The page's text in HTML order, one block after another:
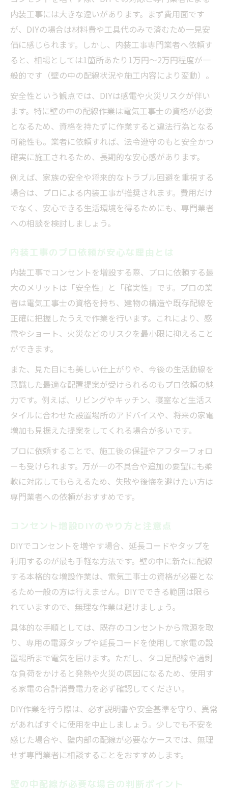
内装工事には大きな違いがあります。まず費用面です
が、DIYの場合は材料費や工具代のみで済むため一見安
価に感じられます。しかし、内装工事専門業者へ依頼す
ると、相場としては1箇所あたり1万円～2万円程度が一
般的です（壁の中の配線状況や施工内容により変動）。
安全性という観点では、DIYは感電や火災リスクが伴い
ます。特に壁の中の配線作業は電気工事士の資格が必要
となるため、資格を持たずに作業すると違法行為となる
可能性も。業者に依頼すれば、法令遵守のもと安全かつ
確実に施工されるため、長期的な安心感があります。
例えば、家族の安全や将来的なトラブル回避を重視する
場合は、プロによる内装工事が推奨されます。費用だけ
でなく、安心できる生活環境を得るためにも、専門業者
への相談を検討しましょう。
内装工事のプロ依頼が安心な理由とは
内装工事でコンセントを増設する際、プロに依頼する最
大のメリットは「安全性」と「確実性」です。プロの業
者は電気工事士の資格を持ち、建物の構造や既存配線を
正確に把握したうえで作業を行います。これにより、感
電やショート、火災などのリスクを最小限に抑えること
ができます。
また、見た目にも美しい仕上がりや、今後の生活動線を
意識した最適な配置提案が受けられるのもプロ依頼の魅
力です。例えば、リビングやキッチン、寝室など生活ス
タイルに合わせた設置場所のアドバイスや、将来の家電
増加も見据えた提案をしてくれる場合が多いです。
プロに依頼することで、施工後の保証やアフターフォロ
ーも受けられます。万が一の不具合や追加の要望にも柔
軟に対応してもらえるため、失敗や後悔を避けたい方は
専門業者への依頼がおすすめです。
コンセント増設DIYのやり方と注意点
DIYでコンセントを増やす場合、延長コードやタップを
利用するのが最も手軽な方法です。壁の中に新たに配線
する本格的な増設作業は、電気工事士の資格が必要とな
るため一般の方は行えません。DIYでできる範囲は限ら
れていますので、無理な作業は避けましょう。
具体的な手順としては、既存のコンセントから電源を取
り、専用の電源タップや延長コードを使用して家電の設
置場所まで電気を届けます。ただし、タコ足配線や過剰
な負荷をかけると発熱や火災の原因になるため、使用す
る家電の合計消費電力を必ず確認してください。
DIY作業を行う際は、必ず説明書や安全基準を守り、異常
があればすぐに使用を中止しましょう。少しでも不安を
感じた場合や、壁内部の配線が必要なケースでは、無理
せず専門業者に相談することをおすすめします。
壁の中配線が必要な場合の判断ポイント